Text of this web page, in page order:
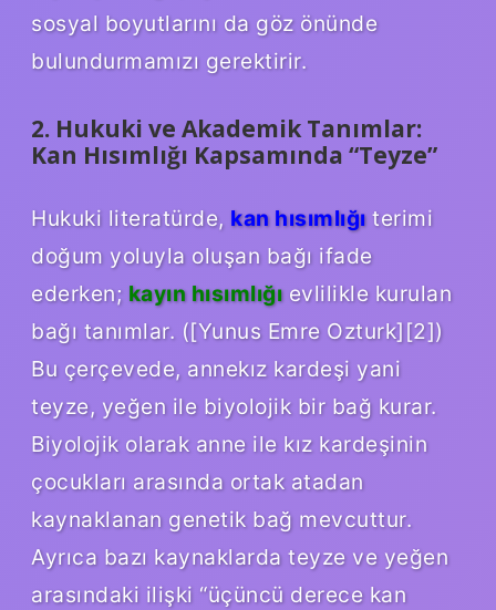
sosyal boyutlarını da göz önünde
bulundurmamızı gerektirir.
2. Hukuki ve Akademik Tanımlar:
Kan Hısımlığı Kapsamında “Teyze”
Hukuki literatürde, kan hısımlığıterimi
doğum yoluyla oluşan bağı ifade
ederken; kayın hısımlığıevlilikle kurulan
bağı tanımlar. ([Yunus Emre Ozturk][2])
Bu çerçevede, anne­kız kardeşi yani
teyze, yeğen ile biyolojik bir bağ kurar.
Biyolojik olarak anne ile kız kardeşinin
çocukları arasında ortak atadan
kaynaklanan genetik bağ mevcuttur.
Ayrıca bazı kaynaklarda teyze ve yeğen
arasındaki ilişki “üçüncü derece kan